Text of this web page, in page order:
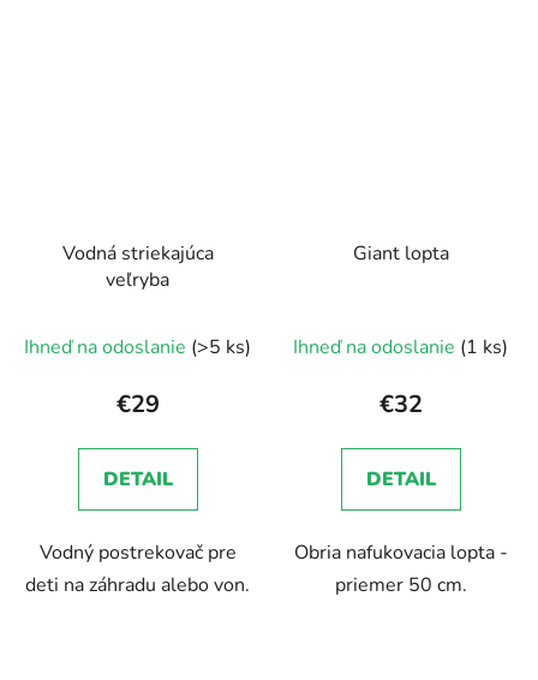
Vodná striekajúca
veľryba
Ihneď na odoslanie (>5 ks)
€29
DETAIL
Vodný postrekovač pre
deti na záhradu alebo von.
Giant lopta
Ihneď na odoslanie (1 ks)
€32
DETAIL
Obria nafukovacia lopta -
priemer 50 cm.